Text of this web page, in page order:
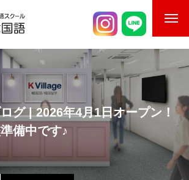
グ | 2026年4月1日オープン！
備中です♪